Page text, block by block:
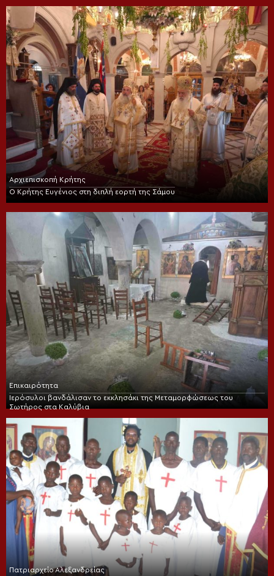
Χριστουπόλεως
Αρχιεπισκοπή Κρήτης
Ο Κρήτης Ευγένιος στη διπλή εορτή της Σάμου
Επικαιρότητα
Ιερόσυλοι βανδάλισαν το εκκλησάκι της Μεταμορφώσεως του
Σωτήρος στα Καλύβια
Πατριαρχείο Αλεξανδρείας